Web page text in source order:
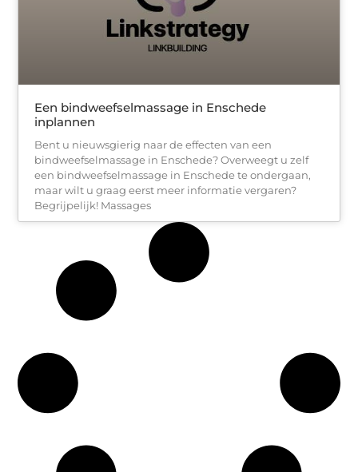
Een bindweefselmassage in Enschede
inplannen
Bent u nieuwsgierig naar de effecten van een
bindweefselmassage in Enschede? Overweegt u zelf
een bindweefselmassage in Enschede te ondergaan,
maar wilt u graag eerst meer informatie vergaren?
Begrijpelijk! Massages